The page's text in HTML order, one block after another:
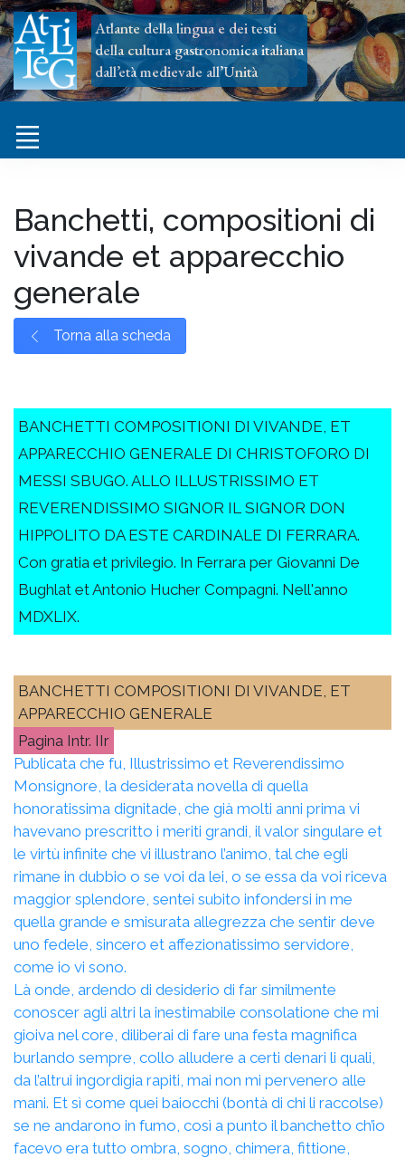
Atlante della lingua e dei testi
della cultura gastronomica italiana
dall’età medievale all’Unità
Banchetti, compositioni di
vivande et apparecchio
generale
Torna alla scheda
BANCHETTI COMPOSITIONI DI VIVANDE, ET
APPARECCHIO GENERALE DI CHRISTOFORO DI
MESSI SBUGO. ALLO ILLUSTRISSIMO ET
REVERENDISSIMO SIGNOR IL SIGNOR DON
HIPPOLITO DA ESTE CARDINALE DI FERRARA.
Con gratia et privilegio. In Ferrara per Giovanni De
Bughlat et Antonio Hucher Compagni. Nell'anno
MDXLIX.
BANCHETTI COMPOSITIONI DI VIVANDE, ET
APPARECCHIO GENERALE
Intr. IIr
Publicata che fu, Illustrissimo et Reverendissimo
Monsignore, la desiderata novella di quella
honoratissima dignitade, che già molti anni prima vi
havevano prescritto i meriti grandi, il valor singulare et
le virtù infinite che vi illustrano l’animo, tal che egli
rimane in dubbio o se voi da lei, o se essa da voi riceva
maggior splendore, sentei subito infondersi in me
quella grande e smisurata allegrezza che sentir deve
uno fedele, sincero et affezionatissimo servidore,
come io vi sono.
Là onde, ardendo di desiderio di far similmente
conoscer agli altri la inestimabile consolatione che mi
gioiva nel core, diliberai di fare una festa magnifica
burlando sempre, collo alludere a certi denari li quali,
da l’altrui ingordigia rapiti, mai non mi pervenero alle
mani. Et sì come quei baiocchi (bontà di chi li raccolse)
se ne andarono in fumo, così a punto il banchetto ch’io
facevo era tutto ombra, sogno, chimera, fittione,